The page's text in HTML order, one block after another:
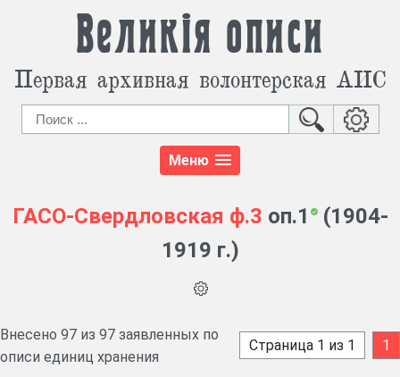
Великія описи
Первая архивная волонтерская АИС
Меню
ГАСО-Свердловская ф.3 оп.1 (1904-
1919 г.)
Внесено 97 из 97 заявленных по
описи единиц хранения
Страница 1 из 1 1